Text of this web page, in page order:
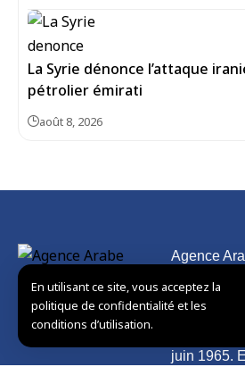
En utilisant ce site, vous acceptez la
politique de confidentialité et les
conditions d’utilisation.
La Syrie dénonce l’attaque
pétrolier émirati
août 8, 2026
Agence
L’agence
presse de
juin 1965.